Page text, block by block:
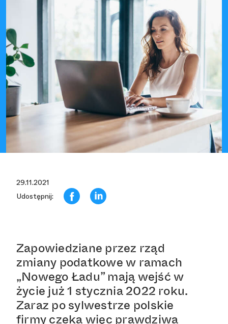
29.11.2021
Udostępnij:
Zapowiedziane przez rząd
zmiany podatkowe w ramach
„Nowego Ładu” mają wejść w
życie już 1 stycznia 2022 roku.
Zaraz po sylwestrze polskie
firmy czeka więc prawdziwa